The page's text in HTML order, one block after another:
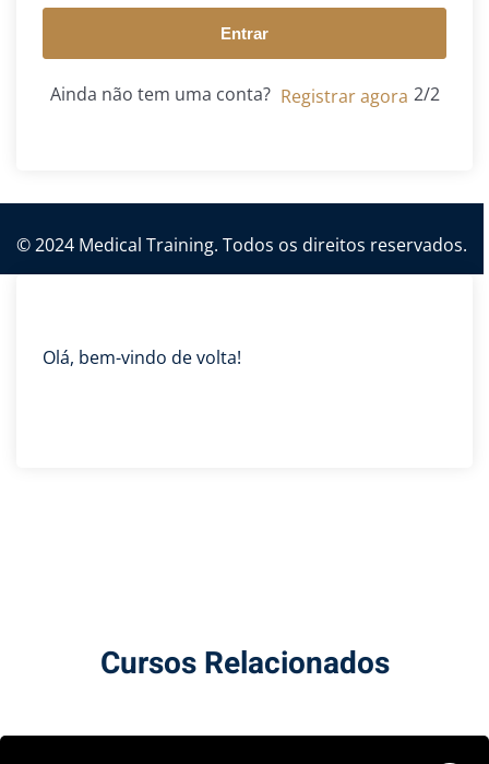
Entrar
Ainda não tem uma conta? Registrar agora
© 2024 Medical Training. Todos os direitos reservados.
Olá, bem-vindo de volta!
Cursos Relacionados